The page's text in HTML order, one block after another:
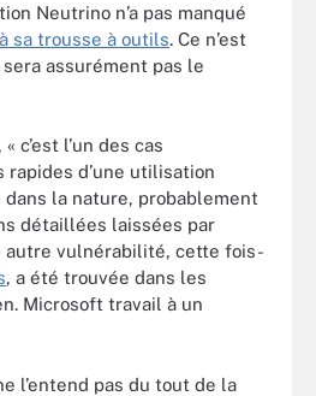
Neutrino n’a pas manqué
sa trousse à outils. Ce n’est
assurément pas le
c’est l’un des cas
d’une utilisation
la nature, probablement
détaillées laissées par
autre vulnérabilité, cette fois-
, a été trouvée dans les
Microsoft travail à un
l’entend pas du tout de la